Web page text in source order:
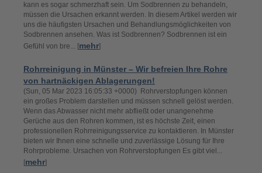
kann es sogar schmerzhaft sein. Um Sodbrennen zu behandeln,
müssen die Ursachen erkannt werden. In diesem Artikel werden wir
uns die häufigsten Ursachen und Behandlungsmöglichkeiten von
Sodbrennen ansehen. Was ist Sodbrennen? Sodbrennen ist ein
Gefühl von bre... [mehr]
Rohrreinigung in Münster – Wir befreien Ihre Rohre
von hartnäckigen Ablagerungen!
(Sun, 05 Mar 2023 16:05:33 +0000) Rohrverstopfungen können
ein großes Problem darstellen und müssen schnell gelöst werden.
Wenn das Abwasser nicht mehr abfließt oder unangenehme
Gerüche aus den Rohren kommen, ist es höchste Zeit, einen
professionellen Rohrreinigungsservice zu kontaktieren. In Münster
bieten wir Ihnen eine schnelle und zuverlässige Lösung für Ihre
Rohrprobleme. Ursachen von Rohrverstopfungen Es gibt viel...
[mehr]